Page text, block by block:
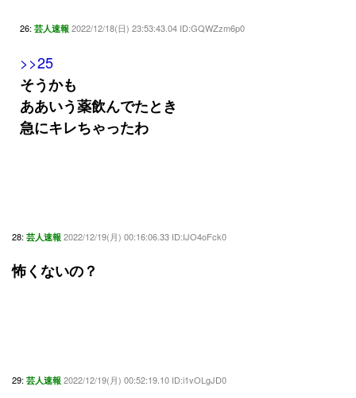
26: 芸人速報 2022/12/18(日) 23:53:43.04 ID:GQWZzm6p0
>>25
そうかも
ああいう薬飲んでたとき
急にキレちゃったわ
28: 芸人速報 2022/12/19(月) 00:16:06.33 ID:IJO4oFck0
怖くないの？
29: 芸人速報 2022/12/19(月) 00:52:19.10 ID:i1vOLgJD0